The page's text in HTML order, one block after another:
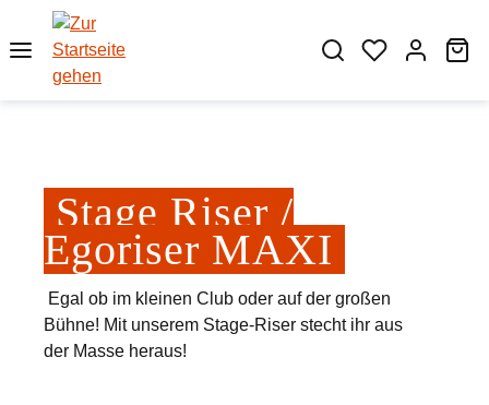
Zum Hauptinhalt springen
Stage Riser /
Egoriser MAXI
Egal ob im kleinen Club oder auf der großen
Bühne! Mit unserem Stage-Riser stecht ihr aus
der Masse heraus!